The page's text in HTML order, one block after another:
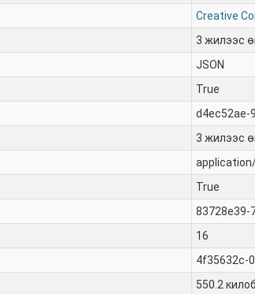
Creative
3 жилээс
JSON
True
d4ec52ae-
3 жилээс
True
83728e39-
16
4f35632c-
550.2